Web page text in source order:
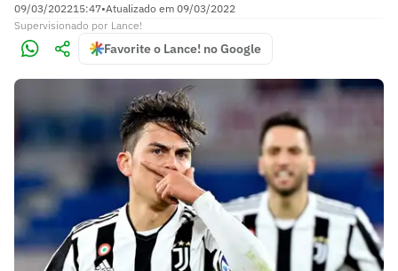
09/03/202215:47•Atualizado em 09/03/2022
Supervisionado por Lance!
Favorite o Lance! no Google